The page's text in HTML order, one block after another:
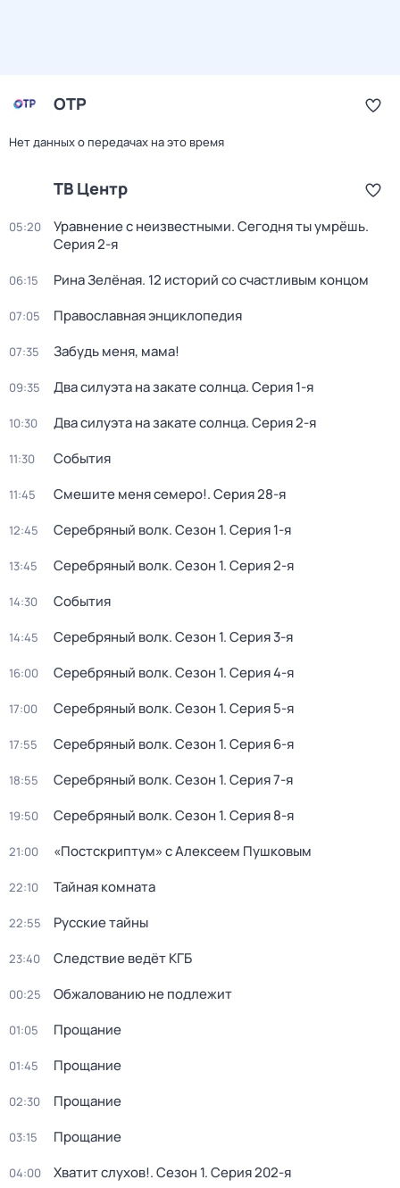
ОТР
Нет данных о передачах на это время
ТВ Центр
05:20 Уравнение с неизвестными. Сегодня ты умрёшь.
Серия 2-я
06:15 Рина Зелёная. 12 историй со счастливым концом
07:05 Православная энциклопедия
07:35 Забудь меня, мама!
09:35 Два силуэта на закате солнца. Серия 1-я
10:30 Два силуэта на закате солнца. Серия 2-я
11:30 События
11:45 Смешите меня семеро!. Серия 28-я
12:45 Серебряный волк. Сезон 1. Серия 1-я
13:45 Серебряный волк. Сезон 1. Серия 2-я
14:30 События
14:45 Серебряный волк. Сезон 1. Серия 3-я
16:00 Серебряный волк. Сезон 1. Серия 4-я
17:00 Серебряный волк. Сезон 1. Серия 5-я
17:55 Серебряный волк. Сезон 1. Серия 6-я
18:55 Серебряный волк. Сезон 1. Серия 7-я
19:50 Серебряный волк. Сезон 1. Серия 8-я
21:00 «Постскриптум» с Алексеем Пушковым
22:10 Тайная комната
22:55 Русские тайны
23:40 Следствие ведёт КГБ
00:25 Обжалованию не подлежит
01:05 Прощание
01:45 Прощание
02:30 Прощание
03:15 Прощание
04:00 Хватит слухов!. Сезон 1. Серия 202-я